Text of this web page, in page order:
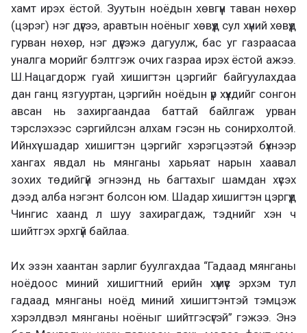
хамт ирэх ёстой. Зуутын ноёдын хөвгүүн таван нөхөр
(цэрэг) нэг дүүгээ, аравтын ноёныг хөвүүд сул хүний хөвүүд
гурван нөхөр, нэг дүүгэжэ дагуулж, бас уг газраасаа
уналга морийг бэлтгэж очих газраа ирэх ёстой ажээ.
Ш.Нацагдорж гуай хишигтэн цэргийг байгуулахдаа
дан ганц язгууртан, цэргийн ноёдын үр хүүхдийг сонгон
авсан нь захиргаандаа баттай байлгаж урван
тэрслэхээс сэргийлсэн алхам гэсэн нь сонирхолтой.
Ийнхүү шадар хишигтэн цэргийг хэрэгцээтэй бүхнээр
хангах явдал нь мянганы харьяат нарын хаавал
зохих төдийгүй эгнээнд нь багтахыг шамдан хүсэх
дээд алба нэгэнт болсон юм. Шадар хишигтэн цэргүүд
Чингис хаанд л шуу захирагдаж, тэднийг хэн ч
шийтгэх эрхгүй байлаа.
Их эзэн хаантан зарлиг буулгахдаа “Гадаад мянганы
ноёдоос миний хишигтний ерийн хүмүүс эрхэм тул
гадаад мянганы ноёд миний хишигтэнтэй тэмцэж
хэрэлдвэл мянганы ноёныг шийтгэсүгэй” гэжээ. Энэ